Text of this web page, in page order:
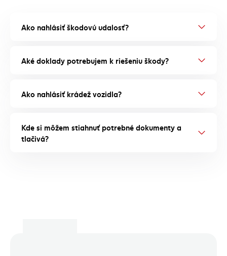
Ako nahlásiť škodovú udalosť?
Aké doklady potrebujem k riešeniu škody?
Ako nahlásiť krádež vozidla?
Kde si môžem stiahnuť potrebné dokumenty a
tlačivá?